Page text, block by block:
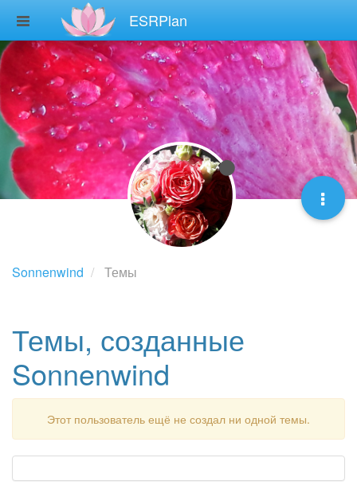
ESRPlan
Sonnenwind Темы
Темы, созданные
Sonnenwind
Этот пользователь ещё не создал ни одной темы.